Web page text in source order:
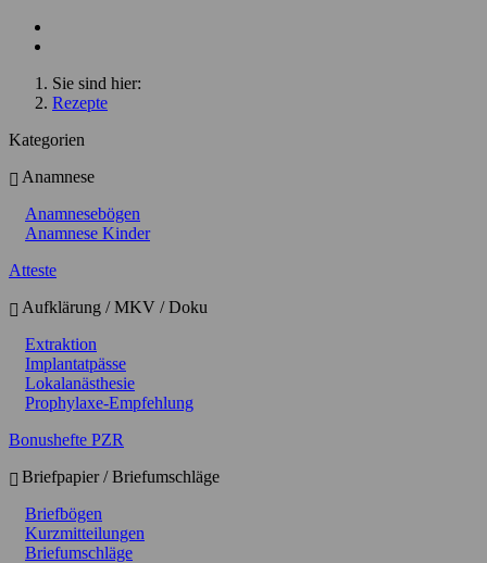
Sie sind hier:
Rezepte
Kategorien
Anamnese
Anamnesebögen
Anamnese Kinder
Atteste
Aufklärung / MKV / Doku
Extraktion
Implantatpässe
Lokalanästhesie
Prophylaxe-Empfehlung
Bonushefte PZR
Briefpapier / Briefumschläge
Briefbögen
Kurzmitteilungen
Briefumschläge